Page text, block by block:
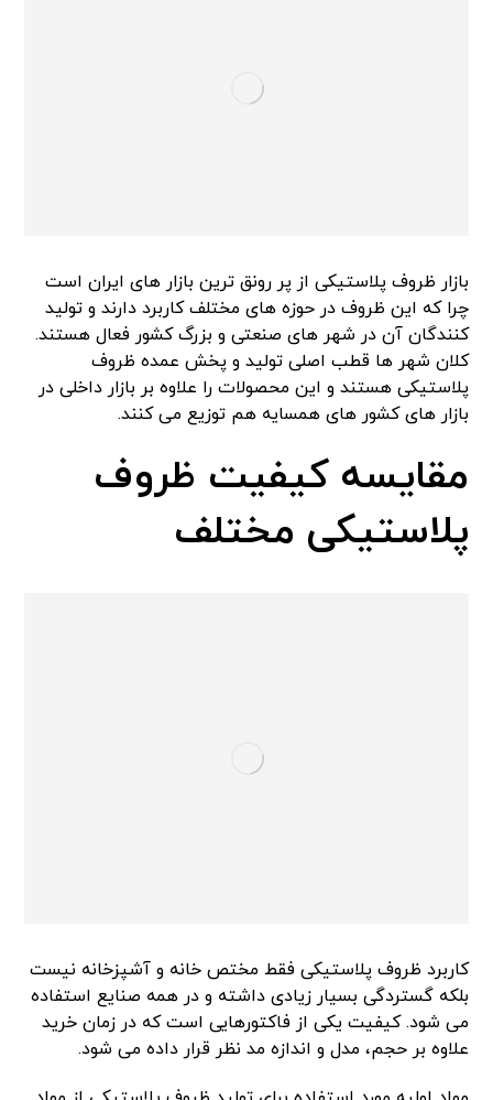
بازار ظروف پلاستیکی از پر رونق ترین بازار های ایران است
چرا که این ظروف در حوزه های مختلف کاربرد دارند و تولید
کنندگان آن در شهر های صنعتی و بزرگ کشور فعال هستند.
کلان شهر ها قطب اصلی تولید و پخش عمده ظروف
پلاستیکی هستند و این محصولات را علاوه بر بازار داخلی در
بازار های کشور های همسایه هم توزیع می کنند.
مقایسه کیفیت ظروف
پلاستیکی مختلف
کاربرد ظروف پلاستیکی فقط مختص خانه و آشپزخانه نیست
بلکه گستردگی بسیار زیادی داشته و در همه صنایع استفاده
می شود. کیفیت یکی از فاکتورهایی است که در زمان خرید
علاوه بر حجم، مدل و اندازه مد نظر قرار داده می شود.